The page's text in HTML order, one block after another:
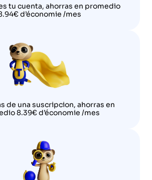
tu cuenta, ahorras en promedio
d’économie /mes
de una suscripcion, ahorras en
8.39€ d’économie /mes